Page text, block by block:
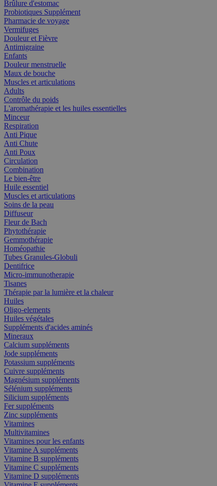
Brûlure d'estomac
Probiotiques Supplément
Pharmacie de voyage
Vermifuges
Douleur et Fièvre
Antimigraine
Enfants
Douleur menstruelle
Maux de bouche
Muscles et articulations
Adults
Contrôle du poids
L'aromathérapie et les huiles essentielles
Minceur
Respiration
Anti Pique
Anti Chute
Anti Poux
Circulation
Combination
Le bien-être
Huile essentiel
Muscles et articulations
Soins de la peau
Diffuseur
Fleur de Bach
Phytothérapie
Gemmothérapie
Homéopathie
Tubes Granules-Globuli
Dentifrice
Micro-immunotherapie
Tisanes
Thérapie par la lumière et la chaleur
Huiles
Oligo-elements
Huiles végétales
Suppléments d'acides aminés
Mineraux
Calcium suppléments
Jode suppléments
Potassium suppléments
Cuivre suppléments
Magnésium suppléments
Sélénium suppléments
Silicium suppléments
Fer suppléments
Zinc suppléments
Vitamines
Multivitamines
Vitamines pour les enfants
Vitamine A suppléments
Vitamine B suppléments
Vitamine C suppléments
Vitamine D suppléments